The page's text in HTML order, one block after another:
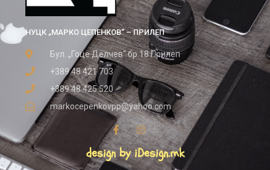
НУЦК „МАРКО ЦЕПЕНКОВ“ – ПРИЛЕП
Бул. „Гоце Делчев“ бр.18 Прилеп
+389 48 421 703
+389 48 425 520
markocepenkovpp@yahoo.com
design by iDesign.mk